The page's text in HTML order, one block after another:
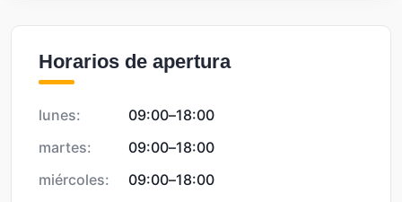
Horarios de apertura
lunes: 09:00–18:00
martes:
09:00–18:00
miércoles:
09:00–18:00